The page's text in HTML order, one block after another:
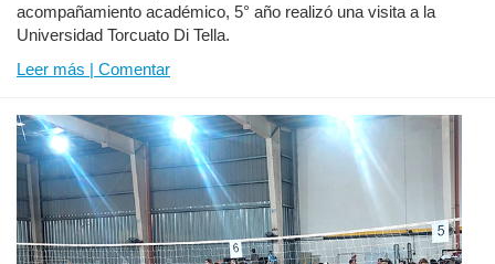
acompañamiento académico, 5° año realizó una visita a la
Universidad Torcuato Di Tella.
Leer más | Comentar